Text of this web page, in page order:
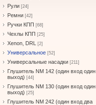
Рули [24]
Ремни [42]
Ручки КПП [68]
Чехлы КПП [25]
Xenon, DRL [2]
Универсальное [52]
Универсальные насадки [211]
Глушитель NM 142 (один вход один
выход) [44]
Глушитель NM 130 (один вход один
выход) [25]
Глушитель NM 242 (один вход два